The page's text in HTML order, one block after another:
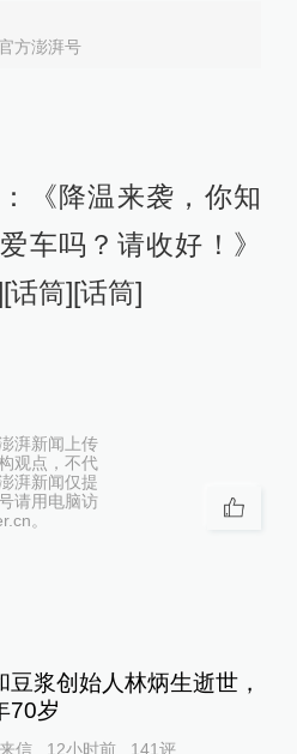
方澎湃号
《降温来袭，你知
车吗？请收好！》
筒][话筒]
湃新闻上传
观点，不代
湃新闻仅提
请用电脑访
。
豆浆创始人林炳生逝世，
70岁
信 12小时前 141评